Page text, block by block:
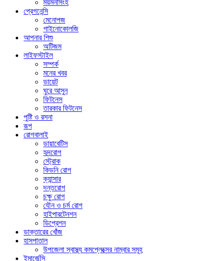
ময়মনসিংহ
প্রেগনেন্সি
মেনোপজ
গাইনোকোলজি
আপনার শিশু
অটিজম
লাইফস্টাইল
সম্পর্ক
মনের খবর
ডায়েট
ঘুরে আসুন
ফিটনেস
তারকার ফিটনেস
পুষ্টি ও রসনা
রূপ
রোগবালাই
ডায়াবেটিস
হৃদরোগ
স্ট্রোক
কিডনি রোগ
ক্যান্সার
দন্তরোগ
চক্ষু রোগ
যৌন ও চর্ম রোগ
হাইপারটেনশন
ডিপ্রেশন
ডাক্তারের খোঁজ
হাসপাতাল
উপজেলা স্বাস্থ্য কমপ্লেক্সের নাম্বার সমূহ
ইমার্জেন্সি